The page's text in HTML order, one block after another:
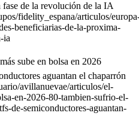
de la revolución de la IA
fidelity_espana/articulos/
beneficiarias-de-la-proxima-
ia
sube en bolsa en 2026
aguantan el chaparrón
avillanuevae/articulos/el-
en-2026-80-tambien-sufrio-el-
de-semiconductores-aguantan-